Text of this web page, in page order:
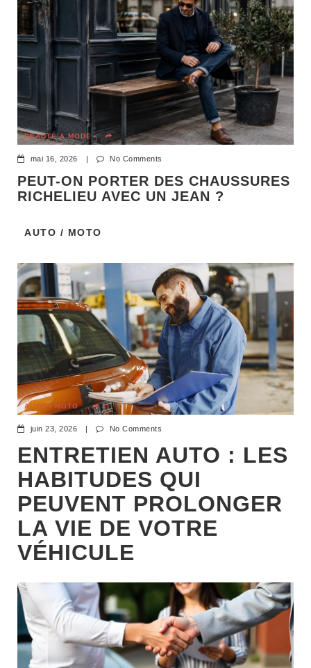
BEAUTÉ & MODE
mai 16, 2026 | No Comments
PEUT-ON PORTER DES CHAUSSURES
RICHELIEU AVEC UN JEAN ?
AUTO / MOTO
AUTO / MOTO
juin 23, 2026 | No Comments
ENTRETIEN AUTO : LES
HABITUDES QUI
PEUVENT PROLONGER
LA VIE DE VOTRE
VÉHICULE